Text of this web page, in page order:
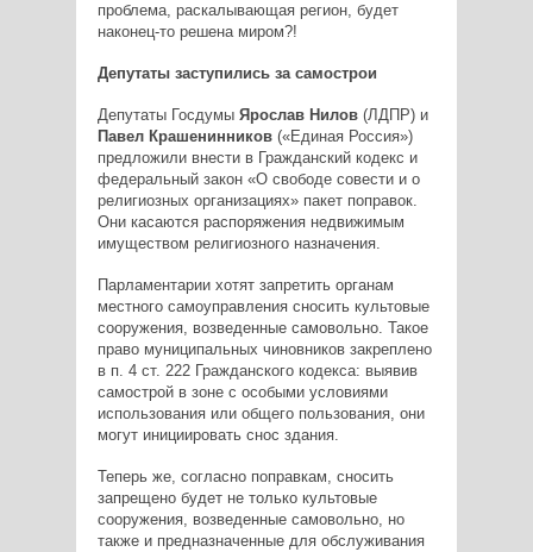
проблема, раскалывающая регион, будет
наконец-то решена миром?!
Депутаты заступились за самострои
Депутаты Госдумы Ярослав Нилов (ЛДПР) и
Павел Крашенинников(«Единая Россия»)
предложили внести в Гражданский кодекс и
федеральный закон «О свободе совести и о
религиозных организациях» пакет поправок.
Они касаются распоряжения недвижимым
имуществом религиозного назначения.
Парламентарии хотят запретить органам
местного самоуправления сносить культовые
сооружения, возведенные самовольно. Такое
право муниципальных чиновников закреплено
в п. 4 ст. 222 Гражданского кодекса: выявив
самострой в зоне с особыми условиями
использования или общего пользования, они
могут инициировать снос здания.
Теперь же, согласно поправкам, сносить
запрещено будет не только культовые
сооружения, возведенные самовольно, но
также и предназначенные для обслуживания